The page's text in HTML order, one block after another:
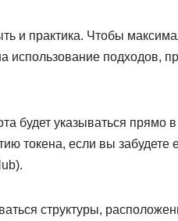
и практика. Чтобы
использование подходов,
будет указываться прямо
токена, если вы забудете
структуры,